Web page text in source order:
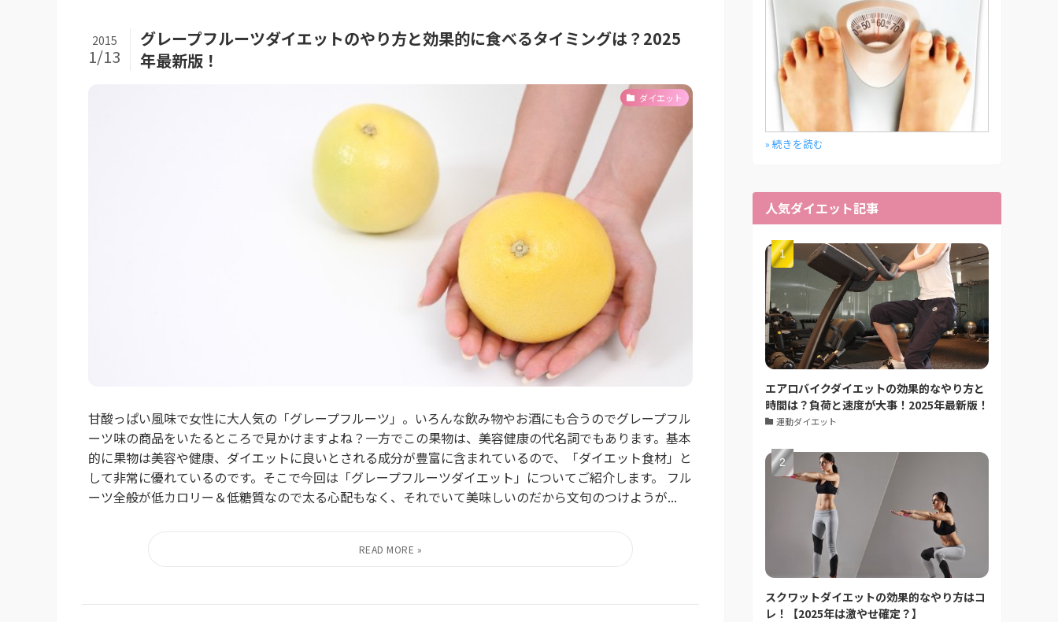
グレープフルーツダイエットのやり方と効果的に食べるタイミングは？2025
年最新版！
2015
1/13
ダイエット
甘酸っぱい風味で女性に大人気の「グレープフルーツ」。いろんな飲み物やお酒にも合うのでグレープフル
ーツ味の商品をいたるところで見かけますよね？一方でこの果物は、美容健康の代名詞でもあります。基本
的に果物は美容や健康、ダイエットに良いとされる成分が豊富に含まれているので、「ダイエット食材」と
して非常に優れているのです。そこで今回は「グレープフルーツダイエット」についてご紹介します。 フル
ーツ全般が低カロリー＆低糖質なので太る心配もなく、それでいて美味しいのだから文句のつけようが...
» 続きを読む
人気ダイエット記事
エアロバイクダイエットの効果的なやり方と
時間は？負荷と速度が大事！2025年最新版！
運動ダイエット
スクワットダイエットの効果的なやり方はコ
レ！【2025年は激やせ確定？】